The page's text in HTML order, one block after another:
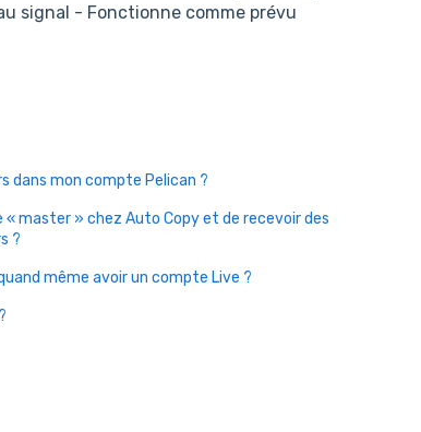
signal - Fonctionne comme prévu
dans mon compte Pelican ?
master » chez Auto Copy et de recevoir des
?
même avoir un compte Live ?